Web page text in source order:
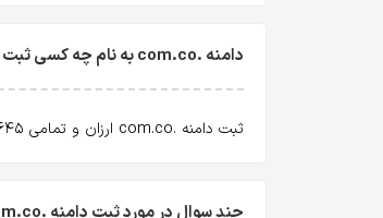
دامنه .com.co به نام چه کسی ثبت می‌شود؟
ثبت دامنه .com.co ارزان و تمامی ۶۴۵ پسوند دامنه قابل ثبت با ارزانترین قیمت و